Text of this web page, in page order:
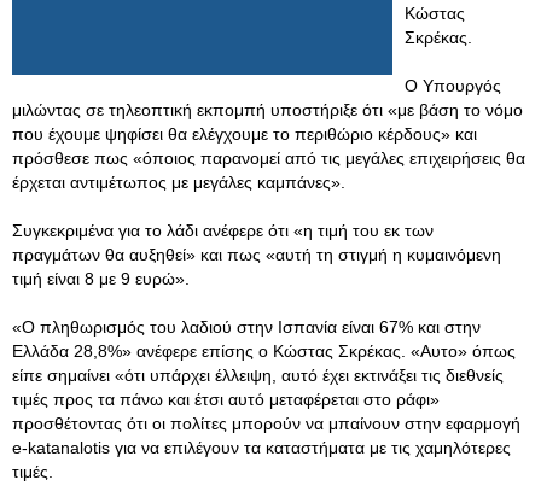
Κώστας
Σκρέκας.
Ο Υπουργός
μιλώντας σε τηλεοπτική εκπομπή υποστήριξε ότι «με βάση το νόμο
που έχουμε ψηφίσει θα ελέγχουμε το περιθώριο κέρδους» και
πρόσθεσε πως «όποιος παρανομεί από τις μεγάλες επιχειρήσεις θα
έρχεται αντιμέτωπος με μεγάλες καμπάνες».
Συγκεκριμένα για το λάδι ανέφερε ότι «η τιμή του εκ των
πραγμάτων θα αυξηθεί» και πως «αυτή τη στιγμή η κυμαινόμενη
τιμή είναι 8 με 9 ευρώ».
«Ο πληθωρισμός του λαδιού στην Ισπανία είναι 67% και στην
Ελλάδα 28,8%» ανέφερε επίσης ο Κώστας Σκρέκας. «Αυτο» όπως
είπε σημαίνει «ότι υπάρχει έλλειψη, αυτό έχει εκτινάξει τις διεθνείς
τιμές προς τα πάνω και έτσι αυτό μεταφέρεται στο ράφι»
προσθέτοντας ότι οι πολίτες μπορούν να μπαίνουν στην εφαρμογή
e-katanalotis για να επιλέγουν τα καταστήματα με τις χαμηλότερες
τιμές.